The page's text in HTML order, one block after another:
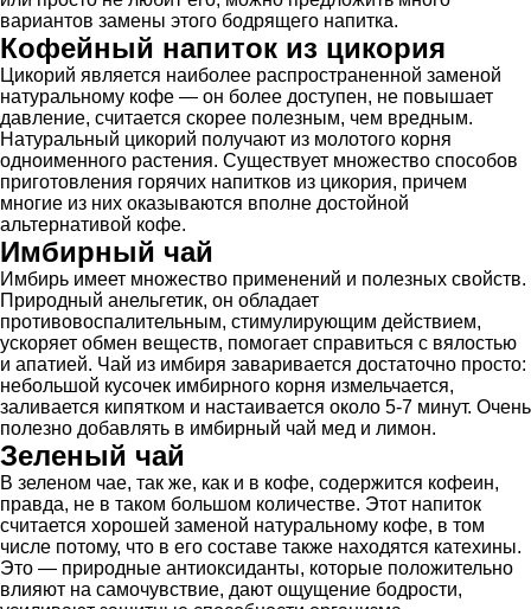
вариантов замены этого бодрящего напитка.
Кофейный напиток из цикория
Цикорий является наиболее распространенной заменой
натуральному кофе — он более доступен, не повышает
давление, считается скорее полезным, чем вредным.
Натуральный цикорий получают из молотого корня
одноименного растения. Существует множество способов
приготовления горячих напитков из цикория, причем
многие из них оказываются вполне достойной
альтернативой кофе.
Имбирный чай
Имбирь имеет множество применений и полезных свойств.
Природный анельгетик, он обладает
противовоспалительным, стимулирующим действием,
ускоряет обмен веществ, помогает справиться с вялостью
и апатией. Чай из имбиря заваривается достаточно просто:
небольшой кусочек имбирного корня измельчается,
заливается кипятком и настаивается около 5-7 минут. Очень
полезно добавлять в имбирный чай мед и лимон.
Зеленый чай
В зеленом чае, так же, как и в кофе, содержится кофеин,
правда, не в таком большом количестве. Этот напиток
считается хорошей заменой натуральному кофе, в том
числе потому, что в его составе также находятся катехины.
Это — природные антиоксиданты, которые положительно
влияют на самочувствие, дают ощущение бодрости,